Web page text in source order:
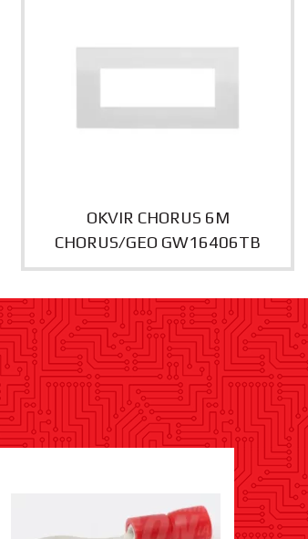
OKVIR CHORUS 6M
CHORUS/GEO GW16406TB